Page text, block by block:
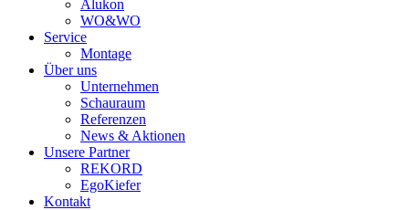
Alukon
WO&WO
Service
Montage
Über uns
Unternehmen
Schauraum
Referenzen
News & Aktionen
Unsere Partner
REKORD
EgoKiefer
Kontakt